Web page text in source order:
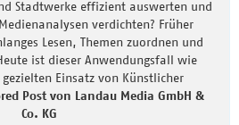
Stadtwerke effizient auswerten und
verdichten? Früher
Lesen, Themen zuordnen und
ist dieser Anwendungsfall wie
Einsatz von Künstlicher
Post von Landau Media GmbH &
Co. KG